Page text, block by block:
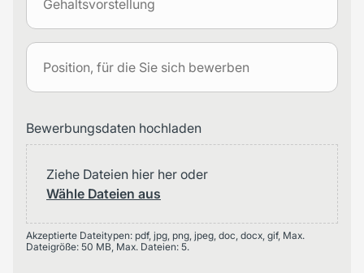
Bewerbungsdaten hochladen
Ziehe Dateien hier her oder
Wähle Dateien aus
Akzeptierte Dateitypen: pdf, jpg, png, jpeg, doc, docx, gif, Max.
Dateigröße: 50 MB, Max. Dateien: 5.